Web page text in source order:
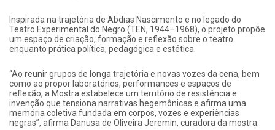
Inspirada na trajetória de Abdias Nascimento e no legado do
Teatro Experimental do Negro (TEN, 1944–1968), o projeto propõe
um espaço de criação, formação e reflexão sobre o teatro
enquanto prática política, pedagógica e estética.
“Ao reunir grupos de longa trajetória e novas vozes da cena, bem
como ao propor laboratórios, performances e espaços de
reflexão, a Mostra estabelece um território de resistência e
invenção que tensiona narrativas hegemônicas e afirma uma
memória coletiva fundada em corpos, vozes e experiências
negras”, afirma Danusa de Oliveira Jeremin, curadora da mostra.